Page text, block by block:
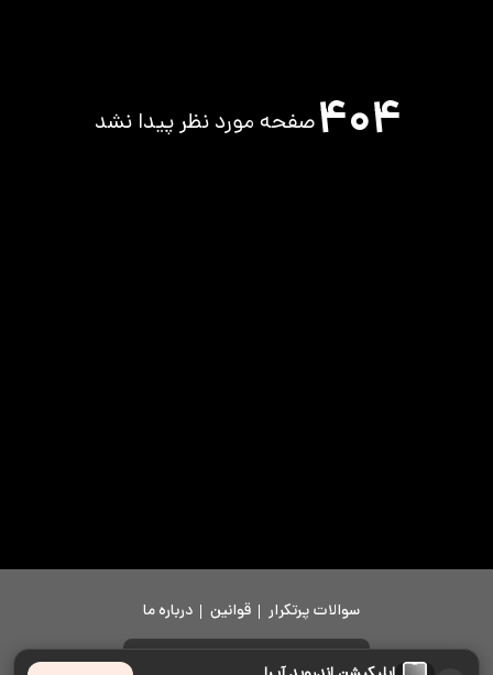
۴۰۴صفحه مورد نظر پیدا نشد
سوالات پرتکرار قوانین درباره ما
دانلود اپلیکیشن